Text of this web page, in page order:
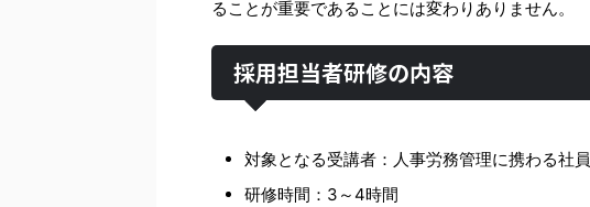
ることが重要であることには変わりありません。
採用担当者研修の内容
対象となる受講者：人事労務管理に携わる社員
研修時間：3～4時間